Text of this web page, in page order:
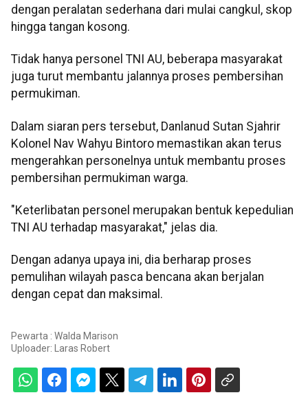
dengan peralatan sederhana dari mulai cangkul, skop
hingga tangan kosong.
Tidak hanya personel TNI AU, beberapa masyarakat
juga turut membantu jalannya proses pembersihan
permukiman.
Dalam siaran pers tersebut, Danlanud Sutan Sjahrir
Kolonel Nav Wahyu Bintoro memastikan akan terus
mengerahkan personelnya untuk membantu proses
pembersihan permukiman warga.
"Keterlibatan personel merupakan bentuk kepedulian
TNI AU terhadap masyarakat," jelas dia.
Dengan adanya upaya ini, dia berharap proses
pemulihan wilayah pasca bencana akan berjalan
dengan cepat dan maksimal.
Pewarta : Walda Marison
Uploader:
Laras Robert